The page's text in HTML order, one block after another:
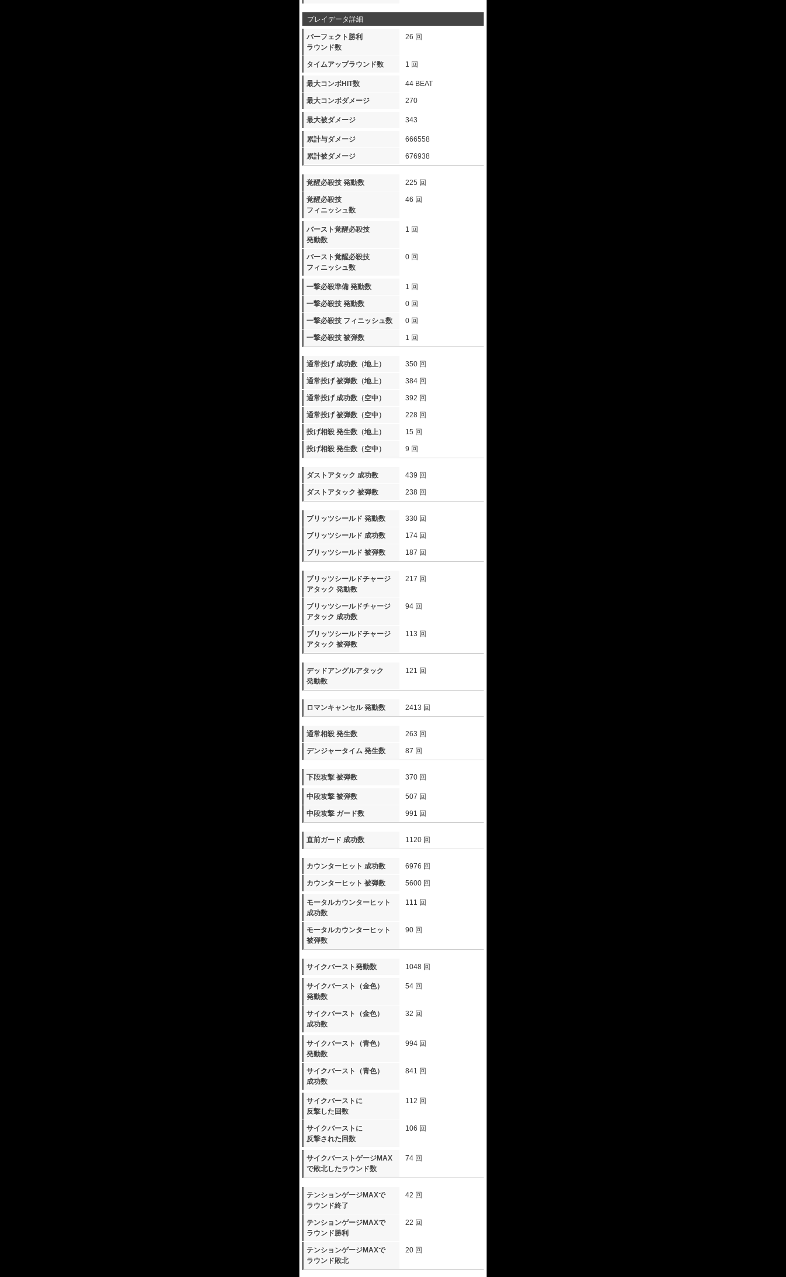
プレイデータ詳細
パーフェクト勝利
ラウンド数
26 回
タイムアップラウンド数 1 回
最大コンボHIT数 44 BEAT
最大コンボダメージ 270
最大被ダメージ 343
累計与ダメージ 666558
累計被ダメージ 676938
覚醒必殺技 発動数 225 回
覚醒必殺技
フィニッシュ数
46 回
バースト覚醒必殺技
発動数
1 回
バースト覚醒必殺技
フィニッシュ数
0 回
一撃必殺準備 発動数 1 回
一撃必殺技 発動数 0 回
一撃必殺技 フィニッシュ数 0 回
一撃必殺技 被弾数 1 回
通常投げ 成功数（地上） 350 回
通常投げ 被弾数（地上） 384 回
通常投げ 成功数（空中） 392 回
通常投げ 被弾数（空中） 228 回
投げ相殺 発生数（地上） 15 回
投げ相殺 発生数（空中） 9 回
ダストアタック 成功数 439 回
ダストアタック 被弾数 238 回
ブリッツシールド 発動数 330 回
ブリッツシールド 成功数 174 回
ブリッツシールド 被弾数 187 回
ブリッツシールドチャージ
アタック 発動数
217 回
ブリッツシールドチャージ
アタック 成功数
94 回
ブリッツシールドチャージ
アタック 被弾数
113 回
デッドアングルアタック
発動数
121 回
ロマンキャンセル 発動数 2413 回
通常相殺 発生数 263 回
デンジャータイム 発生数 87 回
下段攻撃 被弾数 370 回
中段攻撃 被弾数 507 回
中段攻撃 ガード数 991 回
直前ガード 成功数 1120 回
カウンターヒット 成功数 6976 回
カウンターヒット 被弾数 5600 回
モータルカウンターヒット
成功数
111 回
モータルカウンターヒット
被弾数
90 回
サイクバースト発動数 1048 回
サイクバースト（金色）
発動数
54 回
サイクバースト（金色）
成功数
32 回
サイクバースト（青色）
発動数
994 回
サイクバースト（青色）
成功数
841 回
サイクバーストに
反撃した回数
112 回
サイクバーストに
反撃された回数
106 回
サイクバーストゲージMAX
で敗北したラウンド数
74 回
テンションゲージMAXで
ラウンド終了
42 回
テンションゲージMAXで
ラウンド勝利
22 回
テンションゲージMAXで
ラウンド敗北
20 回